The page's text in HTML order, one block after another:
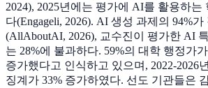
2024), 2025년에는 평가에 AI를 활용하는
다(Engageli, 2026). AI 생성 과제의 94%
(AllAboutAI, 2026), 교수진이 평가한 AI
는 28%에 불과하다. 59%의 대학 행정가
증가했다고 인식하고 있으며, 2022-2026
징계가 33% 증가하였다. 선도 기관들은